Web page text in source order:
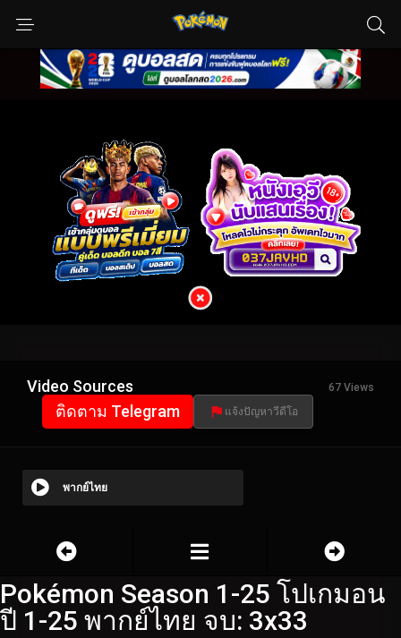
Video Sources 67 Views
ติดตาม Telegram แจ้งปัญหาวีดีโอ
พากย์ไทย
Pokémon Season 1-25 โปเกมอน
ปี 1-25 พากย์ไทย จบ: 3x33